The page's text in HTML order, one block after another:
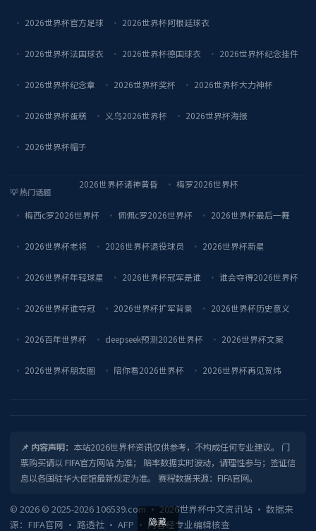
2026世界杯官方足球 2026世界杯阿根廷球衣
2026世界杯法国球衣 2026世界杯德国球衣 2026世界杯纪念挂件
2026世界杯纪念章 2026世界杯奖杯 2026世界杯大力神杯
2026世界杯蛋糕 义乌2026世界杯 2026世界杯海报
2026世界杯帽子
💡 热门话题
2026世界杯诸神黄昏 梅罗2026世界杯
梅西c罗2026世界杯 佩佩c罗2026世界杯 2026世界杯最后一舞
2026世界杯老将 2026世界杯退役球员 2026世界杯新星
2026世界杯年轻球星 2026世界杯冠军是谁 谁会夺得2026世界杯
2026世界杯谁夺冠 2026世界杯扩军背景 2026世界杯历史意义
2026百年世界杯 deepseek预测2026世界杯 2026世界杯文案
2026世界杯朋友圈 陪你看2026世界杯 2026世界杯再见贺炜
📌 内容声明： 本站2026世界杯资讯仅供参考，不构成任何专业建议。 门
票购买请以 FIFA官方网站 为准； 赔率数据实时波动，请理性参与；签证信
息以各国驻华大使馆最新规定为准。 赛程数据来源：FIFA官网。
© 2026 © 2025-2026 106539.com · 2026世界杯中文资讯站 · 数据来
源：FIFA官网 · 路透社 · AFP · 内容经专业编辑核查
隐藏